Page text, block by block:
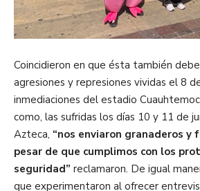
Coincidieron en que ésta también
agresiones y represiones vividas el 8
inmediaciones del estadio
como, las sufridas los días 10 y 11 de
Azteca, “nos enviaron granaderos y
pesar de que cumplimos con los
seguridad” reclamaron. De igual
que experimentaron al ofrecer